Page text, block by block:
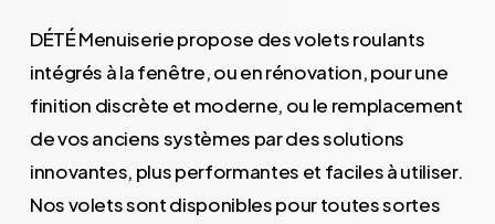
DÉTÉ Menuiserie propose des volets roulants
intégrés à la fenêtre, ou en rénovation, pour une
finition discrète et moderne, ou le remplacement
de vos anciens systèmes par des solutions
innovantes, plus performantes et faciles à utiliser.
Nos volets sont disponibles pour toutes sortes